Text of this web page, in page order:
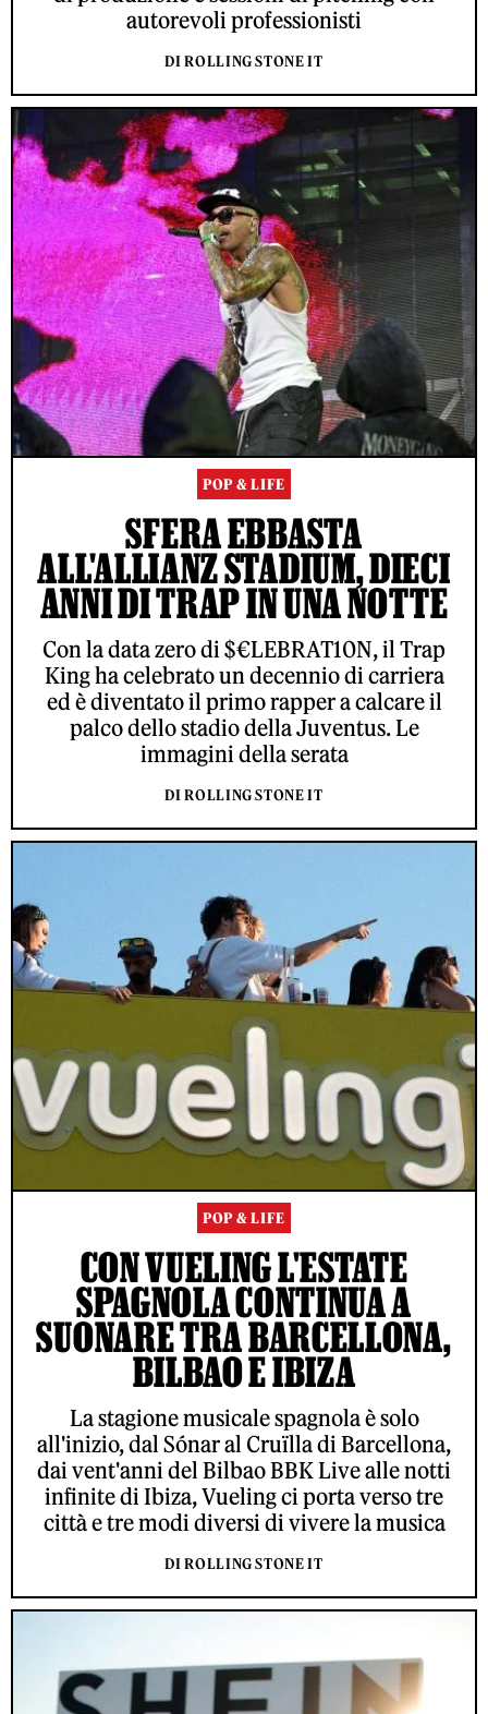
autorevoli professionisti
DI ROLLING STONE IT
POP & LIFE
SFERA EBBASTA
ALL'ALLIANZ STADIUM, DIECI
ANNI DI TRAP IN UNA NOTTE
Con la data zero di $€LEBRAT10N, il Trap
King ha celebrato un decennio di carriera
ed è diventato il primo rapper a calcare il
palco dello stadio della Juventus. Le
immagini della serata
DI ROLLING STONE IT
POP & LIFE
CON VUELING L'ESTATE
SPAGNOLA CONTINUA A
SUONARE TRA BARCELLONA,
BILBAO E IBIZA
La stagione musicale spagnola è solo
all'inizio, dal Sónar al Cruïlla di Barcellona,
dai vent'anni del Bilbao BBK Live alle notti
infinite di Ibiza, Vueling ci porta verso tre
città e tre modi diversi di vivere la musica
DI ROLLING STONE IT